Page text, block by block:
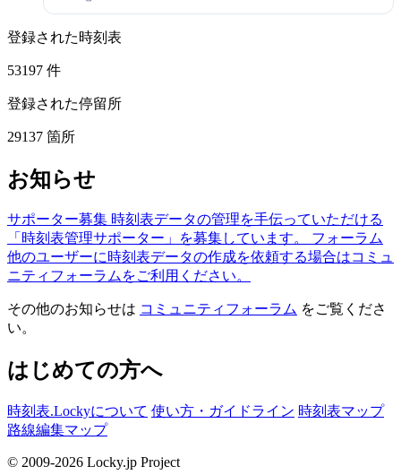
登録された時刻表
53197 件
登録された停留所
29137 箇所
お知らせ
サポーター募集 時刻表データの管理を手伝っていただける
「時刻表管理サポーター」を募集しています。
フォーラム
他のユーザーに時刻表データの作成を依頼する場合はコミュ
ニティフォーラムをご利用ください。
その他のお知らせは コミュニティフォーラム をご覧くださ
い。
はじめての方へ
時刻表.Lockyについて 使い方・ガイドライン 時刻表マップ
路線編集マップ
© 2009-2026 Locky.jp Project